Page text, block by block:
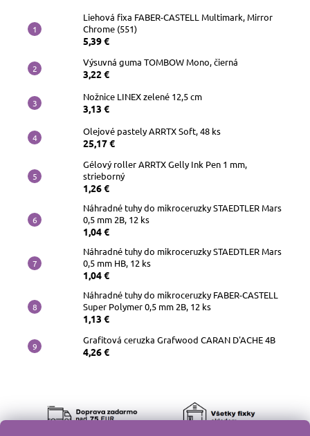
Liehová fixa FABER-CASTELL Multimark, Mirror
Chrome (551)
5,39 €
Výsuvná guma TOMBOW Mono, čierná
3,22 €
Nožnice LINEX zelené 12,5 cm
3,13 €
Olejové pastely ARRTX Soft, 48 ks
25,17 €
Gélový roller ARRTX Gelly Ink Pen 1 mm,
strieborný
1,26 €
Náhradné tuhy do mikroceruzky STAEDTLER Mars
0,5 mm 2B, 12 ks
1,04 €
Náhradné tuhy do mikroceruzky STAEDTLER Mars
0,5 mm HB, 12 ks
1,04 €
Náhradné tuhy do mikroceruzky FABER-CASTELL
Super Polymer 0,5 mm 2B, 12 ks
1,13 €
Grafitová ceruzka Grafwood CARAN D'ACHE 4B
4,26 €